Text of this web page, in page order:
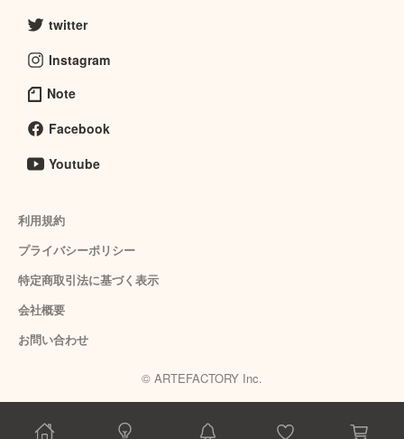
twitter
Instagram
Note
Facebook
Youtube
利用規約
プライバシーポリシー
特定商取引法に基づく表示
会社概要
お問い合わせ
© ARTEFACTORY Inc.